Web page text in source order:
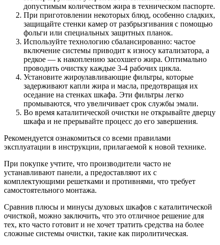
допустимым количеством жира в техническом паспорте.
При приготовлении некоторых блюд, особенно сладких,
защищайте стенки камер от разбрызгивания с помощью
фольги или специальных защитных планок.
Используйте технологию сбалансированно: частое
включение системы приводит к износу катализатора, а
редкое — к накоплению засохшего жира. Оптимально
проводить очистку каждые 3-4 рабочих цикла.
Установите жироулавливающие фильтры, которые
задерживают капли жира и масла, предотвращая их
оседание на стенках шкафа. Эти фильтры легко
промываются, что увеличивает срок службы эмали.
Во время каталитической очистки не открывайте дверцу
шкафа и не прерывайте процесс до его завершения.
Рекомендуется ознакомиться со всеми правилами
эксплуатации в инструкции, прилагаемой к новой технике.
При покупке учтите, что производители часто не
устанавливают панели, а предоставляют их с
комплектующими решетками и противнями, что требует
самостоятельного монтажа.
Сравнив плюсы и минусы духовых шкафов с каталитической
очисткой, можно заключить, что это отличное решение для
тех, кто часто готовит и не хочет тратить средства на более
сложные системы очистки, такие как пиролитическая.